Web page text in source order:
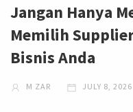
Jangan Hanya
Memilih
Bisnis Anda
M ZAR JULY 8, 2026